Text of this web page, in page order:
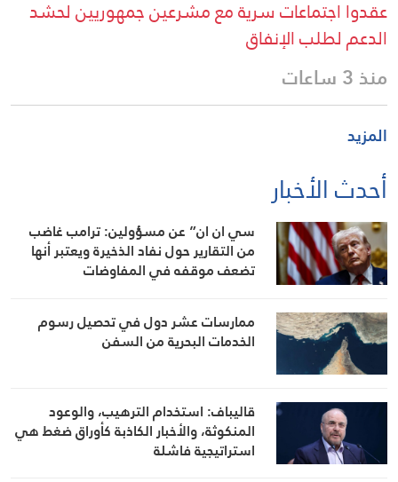
عقدوا اجتماعات سرية مع مشرعين جمهوريين لحشد
الدعم لطلب الإنفاق
منذ 3 ساعات
المزيد
أحدث الأخبار
سي ان ان” عن مسؤولين: ترامب غاضب
من التقارير حول نفاد الذخيرة ويعتبر أنها
تضعف موقفه في المفاوضات
ممارسات عشر دول في تحصيل رسوم
الخدمات البحرية من السفن
قاليباف: استخدام الترهيب، والوعود
المنكوثة، والأخبار الكاذبة كأوراق ضغط هي
استراتيجية فاشلة